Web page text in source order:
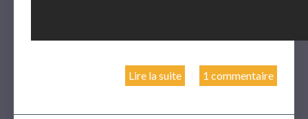
Lire la suite 1 commentaire